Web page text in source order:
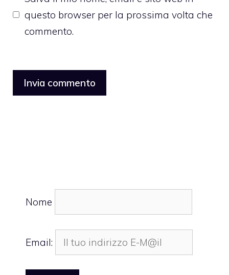
questo browser per la prossima volta che
commento.
Nome
Email: